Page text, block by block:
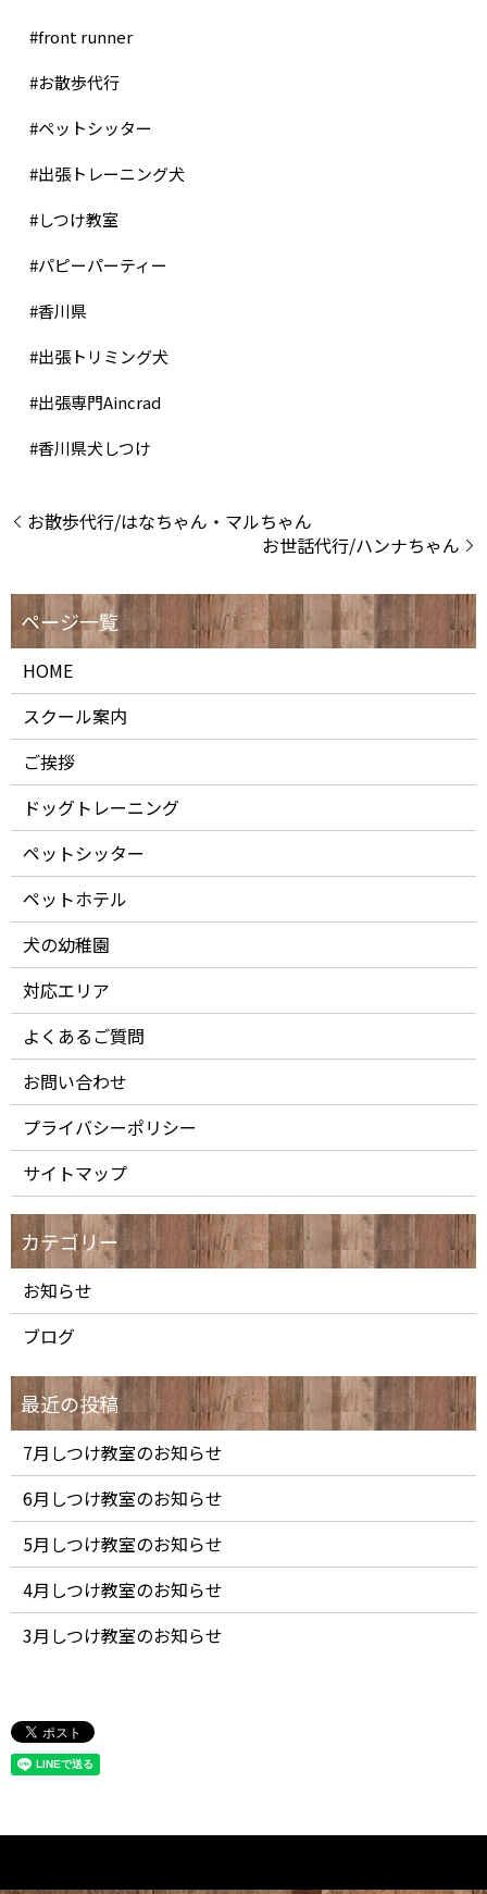
#front runner
#お散歩代行
#ペットシッター
#出張トレーニング犬
#しつけ教室
#パピーパーティー
#香川県
#出張トリミング犬
#出張専門Aincrad
#香川県犬しつけ
お散歩代行/はなちゃん・マルちゃん
お世話代行/ハンナちゃん
HOME
スクール案内
ご挨拶
ドッグトレーニング
ペットシッター
ペットホテル
犬の幼稚園
対応エリア
よくあるご質問
お問い合わせ
プライバシーポリシー
サイトマップ
お知らせ
ブログ
7月しつけ教室のお知らせ
6月しつけ教室のお知らせ
5月しつけ教室のお知らせ
4月しつけ教室のお知らせ
3月しつけ教室のお知らせ